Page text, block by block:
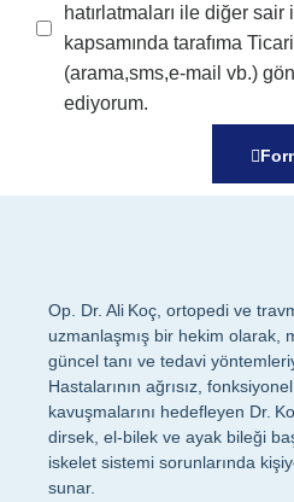
hatırlatmaları ile diğer sair
kapsamında tarafıma
(arama,sms,e-mail vb.)
ediyorum.
Op. Dr. Ali Koç, ortopedi ve
uzmanlaşmış bir hekim olarak,
güncel tanı ve tedavi
Hastalarının ağrısız,
kavuşmalarını hedefleyen Dr.
dirsek, el-bilek ve ayak bileği
iskelet sistemi sorunlarında
sunar.